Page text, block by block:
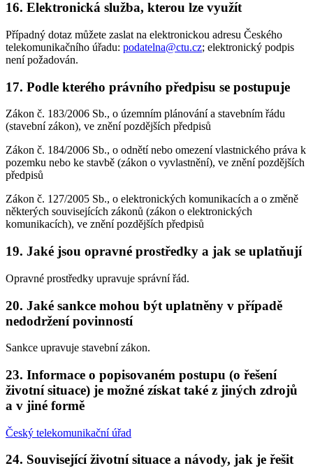
16. Elektronická služba, kterou lze využít
Případný dotaz můžete zaslat na elektronickou adresu Českého
telekomunikačního úřadu: podatelna@ctu.cz; elektronický podpis
není požadován.
17. Podle kterého právního předpisu se postupuje
Zákon č. 183/2006 Sb., o územním plánování a stavebním řádu
(stavební zákon), ve znění pozdějších předpisů
Zákon č. 184/2006 Sb., o odnětí nebo omezení vlastnického práva k
pozemku nebo ke stavbě (zákon o vyvlastnění), ve znění pozdějších
předpisů
Zákon č. 127/2005 Sb., o elektronických komunikacích a o změně
některých souvisejících zákonů (zákon o elektronických
komunikacích), ve znění pozdějších předpisů
19. Jaké jsou opravné prostředky a jak se uplatňují
Opravné prostředky upravuje správní řád.
20. Jaké sankce mohou být uplatněny v případě
nedodržení povinností
Sankce upravuje stavební zákon.
23. Informace o popisovaném postupu (o řešení
životní situace) je možné získat také z jiných zdrojů
a v jiné formě
Český telekomunikační úřad
24. Související životní situace a návody, jak je řešit